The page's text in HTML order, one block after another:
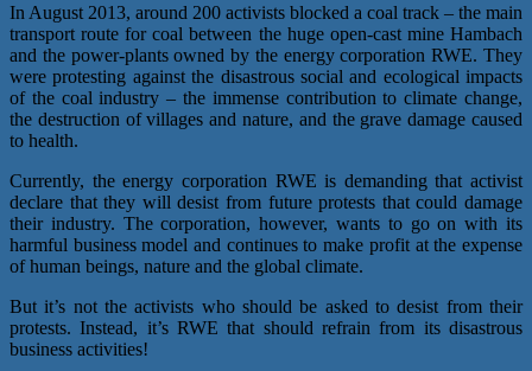
In August 2013, around 200 activists blocked a coal track – the main
transport route for coal between the huge open-cast mine Hambach
and the power-plants owned by the energy corporation RWE. They
were protesting against the disastrous social and ecological impacts
of the coal industry – the immense contribution to climate change,
the destruction of villages and nature, and the grave damage caused
to health.
Currently, the energy corporation RWE is demanding that activist
declare that they will desist from future protests that could damage
their industry. The corporation, however, wants to go on with its
harmful business model and continues to make profit at the expense
of human beings, nature and the global climate.
But it’s not the activists who should be asked to desist from their
protests. Instead, it’s RWE that should refrain from its disastrous
business activities!